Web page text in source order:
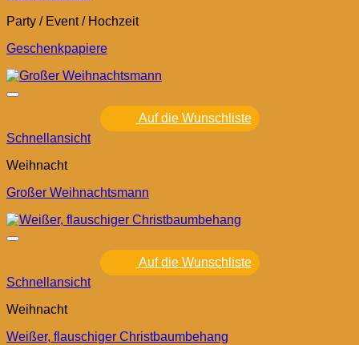
Party / Event / Hochzeit
Geschenkpapiere
Auf die Wunschliste
Schnellansicht
Weihnacht
Großer Weihnachtsmann
Auf die Wunschliste
Schnellansicht
Weihnacht
Weißer, flauschiger Christbaumbehang